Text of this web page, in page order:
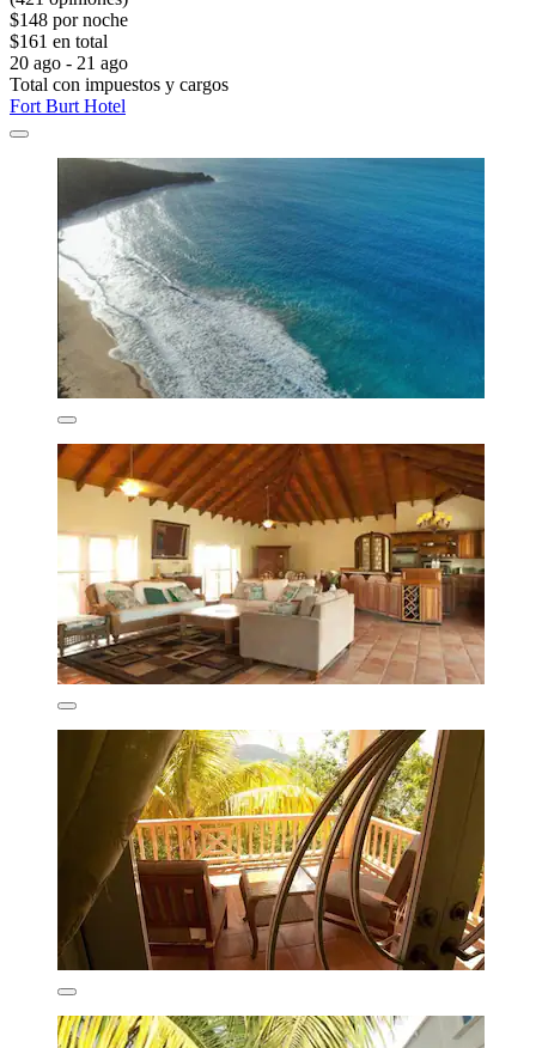
$148 por noche
$161 en total
20 ago - 21 ago
Total con impuestos y cargos
Fort Burt Hotel